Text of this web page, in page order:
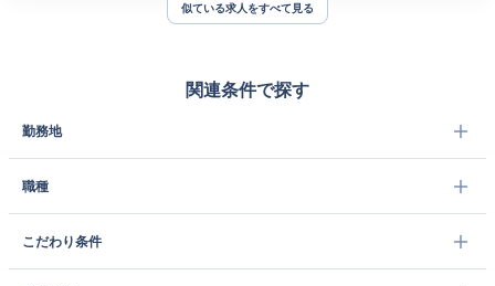
似ている求人をすべて見る
関連条件で探す
勤務地
職種
こだわり条件